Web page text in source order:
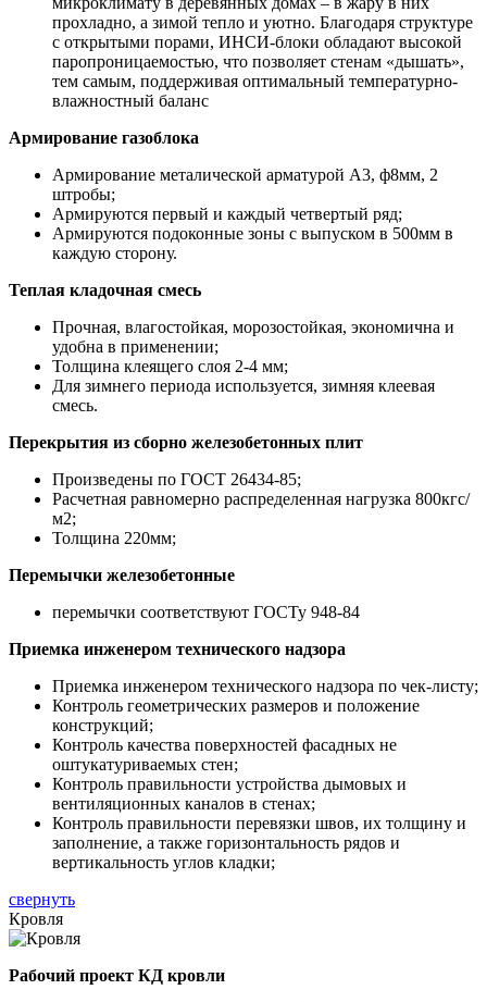
прохладно, а зимой тепло и уютно. Благодаря структуре
с открытыми порами, ИНСИ-блоки обладают высокой
паропроницаемостью, что позволяет стенам «дышать»,
тем самым, поддерживая оптимальный температурно-
влажностный баланс
Армирование газоблока
Армирование металической арматурой А3, ф8мм, 2
штробы;
Армируются первый и каждый четвертый ряд;
Армируются подоконные зоны с выпуском в 500мм в
каждую сторону.
Теплая кладочная смесь
Прочная, влагостойкая, морозостойкая, экономична и
удобна в применении;
Толщина клеящего слоя 2-4 мм;
Для зимнего периода используется, зимняя клеевая
смесь.
Перекрытия из сборно железобетонных плит
Произведены по ГОСТ 26434-85;
Расчетная равномерно распределенная нагрузка 800кгс/
м2;
Толщина 220мм;
Перемычки железобетонные
перемычки соответствуют ГОСТу 948-84
Приемка инженером технического надзора
Приемка инженером технического надзора по чек-листу;
Контроль геометрических размеров и положение
конструкций;
Контроль качества поверхностей фасадных не
оштукатуриваемых стен;
Контроль правильности устройства дымовых и
вентиляционных каналов в стенах;
Контроль правильности перевязки швов, их толщину и
заполнение, а также горизонтальность рядов и
вертикальность углов кладки;
свернуть
Кровля
Рабочий проект КД кровли